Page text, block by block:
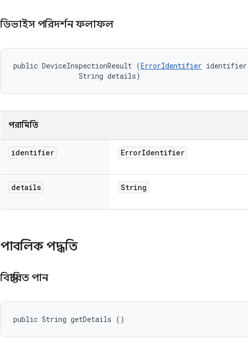
ডিভাইস পরিদর্শন ফলাফল
public DeviceInspectionResult (ErrorIdentifier
                String details)
পরামিতি
identifier ErrorIdentifier
details String
পাবলিক পদ্ধতি
বিস্তারিত পান
public String getDetails ()